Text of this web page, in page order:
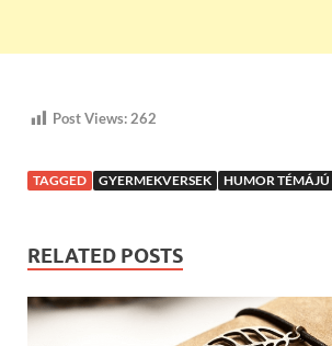
Post Views: 262
TAGGED GYERMEKVERSEK HUMOR TÉMÁJÚ
RELATED POSTS